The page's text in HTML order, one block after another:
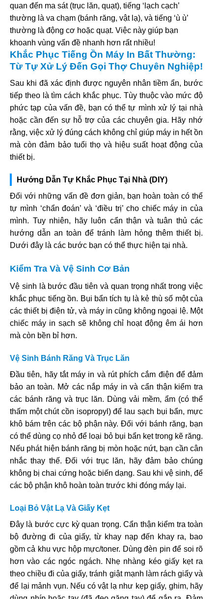
quan đến ma sát (trục lăn, quạt), tiếng ‘lạch cạch’
thường là va chạm (bánh răng, vật lạ), và tiếng ‘ù ù’
thường là động cơ hoặc quạt. Việc này giúp bạn
khoanh vùng vấn đề nhanh hơn rất nhiều!
Khắc Phục Tiếng Ồn Máy In Bất Thường:
Từ Tự Xử Lý Đến Gọi Thợ Chuyên Nghiệp!
Sau khi đã xác định được nguyên nhân tiềm ẩn, bước
tiếp theo là tìm cách khắc phục. Tùy thuộc vào mức độ
phức tạp của vấn đề, bạn có thể tự mình xử lý tại nhà
hoặc cần đến sự hỗ trợ của các chuyên gia. Hãy nhớ
rằng, việc xử lý đúng cách không chỉ giúp máy in hết ồn
mà còn đảm bảo tuổi thọ và hiệu suất hoạt động của
thiết bị.
Hướng Dẫn Tự Khắc Phục Tại Nhà (DIY)
Đối với những vấn đề đơn giản, bạn hoàn toàn có thể
tự mình ‘chẩn đoán’ và ‘điều trị’ cho chiếc máy in của
mình. Tuy nhiên, hãy luôn cẩn thận và tuân thủ các
hướng dẫn an toàn để tránh làm hỏng thêm thiết bị.
Dưới đây là các bước bạn có thể thực hiện tại nhà.
Kiểm Tra Và Vệ Sinh Cơ Bản
Vệ sinh là bước đầu tiên và quan trọng nhất trong việc
khắc phục tiếng ồn. Bụi bẩn tích tụ là kẻ thù số một của
các thiết bị điện tử, và máy in cũng không ngoại lệ. Một
chiếc máy in sạch sẽ không chỉ hoạt động êm ái hơn
mà còn bền bỉ hơn.
Vệ Sinh Bánh Răng Và Trục Lăn
Đầu tiên, hãy tắt máy in và rút phích cắm điện để đảm
bảo an toàn. Mở các nắp máy in và cẩn thận kiểm tra
các bánh răng và trục lăn. Dùng vải mềm, ẩm (có thể
thấm một chút cồn isopropyl) để lau sạch bụi bẩn, mực
khô bám trên các bộ phận này. Đối với bánh răng, bạn
có thể dùng cọ nhỏ để loại bỏ bụi bẩn kẹt trong kẽ răng.
Nếu phát hiện bánh răng bị mòn hoặc nứt, bạn cần cân
nhắc thay thế. Đối với trục lăn, hãy đảm bảo chúng
không bị chai cứng hoặc biến dạng. Sau khi vệ sinh, để
các bộ phận khô hoàn toàn trước khi đóng máy lại.
Loại Bỏ Vật Lạ Và Giấy Kẹt
Đây là bước cực kỳ quan trọng. Cẩn thận kiểm tra toàn
bộ đường đi của giấy, từ khay nạp đến khay ra, bao
gồm cả khu vực hộp mực/toner. Dùng đèn pin để soi rõ
hơn vào các ngóc ngách. Nhẹ nhàng kéo giấy kẹt ra
theo chiều đi của giấy, tránh giật mạnh làm rách giấy và
để lại mảnh vụn. Nếu có vật lạ như kẹp giấy, ghim, hãy